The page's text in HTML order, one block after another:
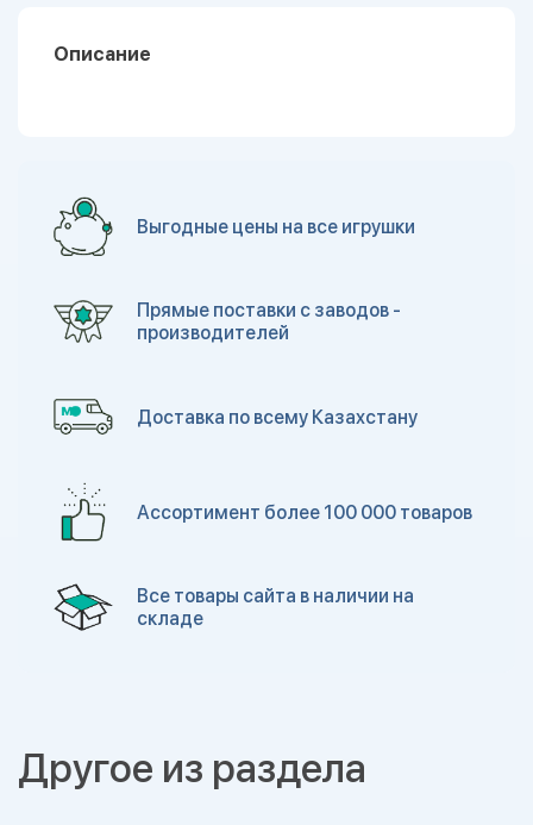
Описание
Выгодные цены на все игрушки
Прямые поставки с заводов -
производителей
Доставка по всему Казахстану
Ассортимент более 100 000 товаров
Все товары сайта в наличии на
складе
Другое из раздела